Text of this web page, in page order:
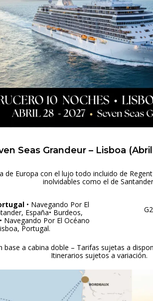
Seas Grandeur – Lisboa
de Europa con el lujo todo incluido de
inolvidables como el de
• Navegando Por El
España• Burdeos,
Navegando Por El Océano
Portugal.
a cabina doble – Tarifas sujetas a
Itinerarios sujetos a variación.